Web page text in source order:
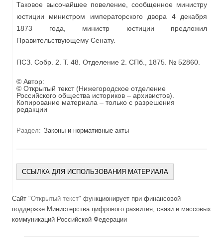
Таковое высочайшее повеление, сообщенное министру
юстиции министром императорского двора 4 декабря
1873 года, министр юстиции предложил
Правительствующему Сенату.
ПСЗ. Собр. 2. Т. 48. Отделение 2. СПб., 1875. № 52860.
© Автор:
© Открытый текст (Нижегородское отделение
Российского общества историков – архивистов).
Копирование материала – только с разрешения
редакции
Раздел: Законы и нормативные акты
ССЫЛКА ДЛЯ ИСПОЛЬЗОВАНИЯ МАТЕРИАЛА
Сайт "Открытый текст" функционирует при финансовой
поддержке Министерства цифрового развития, связи и массовых
коммуникаций Российской Федерации